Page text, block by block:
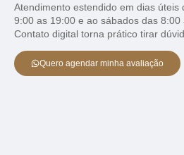
Atendimento estendido em dias úteis
9:00 as 19:00 e ao sábados das 8:00
Contato digital torna prático tirar
Quero agendar minha avaliação